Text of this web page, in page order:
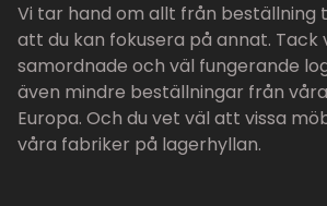
Vi tar hand om allt från beställning
att du kan fokusera på annat. Tack
samordnade och väl fungerande
även mindre beställningar från
Europa. Och du vet väl att vissa
våra fabriker på lagerhyllan.